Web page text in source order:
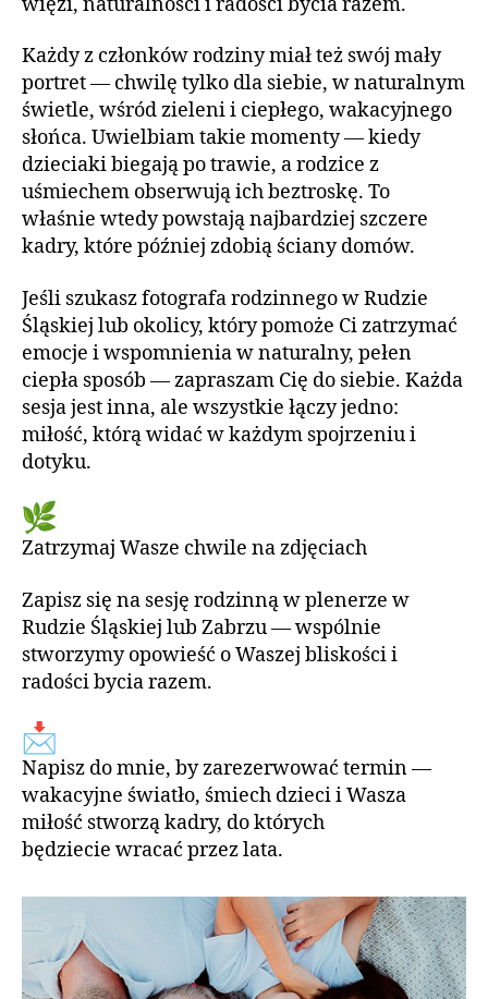
Każdy z członków rodziny miał też swój mały
portret — chwilę tylko dla siebie, w naturalnym
świetle, wśród zieleni i ciepłego, wakacyjnego
słońca. Uwielbiam takie momenty — kiedy
dzieciaki biegają po trawie, a rodzice z
uśmiechem obserwują ich beztroskę. To
właśnie wtedy powstają najbardziej szczere
kadry, które później zdobią ściany domów.
Jeśli szukasz fotografa rodzinnego w Rudzie
Śląskiej lub okolicy, który pomoże Ci zatrzymać
emocje i wspomnienia w naturalny, pełen
ciepła sposób — zapraszam Cię do siebie. Każda
sesja jest inna, ale wszystkie łączy jedno:
miłość, którą widać w każdym spojrzeniu i
dotyku.
Zatrzymaj Wasze chwile na zdjęciach
Zapisz się na sesję rodzinną w plenerze w
Rudzie Śląskiej lub Zabrzu — wspólnie
stworzymy opowieść o Waszej bliskości i
radości bycia razem.
Napisz do mnie, by zarezerwować termin —
wakacyjne światło, śmiech dzieci i Wasza
miłość stworzą kadry, do których
będziecie wracać przez lata.